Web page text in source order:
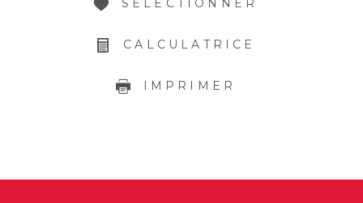
SÉLECTIONNER
CALCULATRICE
IMPRIMER